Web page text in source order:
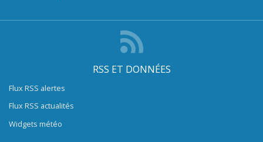
RSS ET DONNÉES
Flux RSS alertes
Flux RSS actualités
Widgets météo